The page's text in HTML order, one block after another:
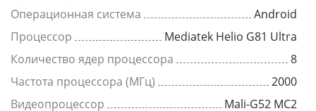
Операционная система
Android
Процессор
Mediatek Helio G81 Ultra
Количество ядер процессора
8
Частота процессора (МГц)
2000
Видеопроцессор
Mali-G52 MC2